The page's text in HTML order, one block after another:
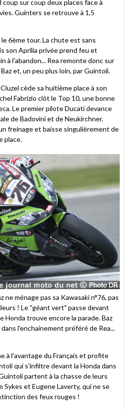
sur coup deux places face à
Guinters se retrouve à 1,5
6ème tour. La chute est sans
son Aprilia privée prend feu et
à l'abandon... Rea remonte donc sur
et, un peu plus loin, par Guintoli.
cède sa huitième place à son
Fabrizio clôt le Top 10, une bonne
Le premier pilote Ducati devance
de Badovini et de Neukirchner.
freinage et baisse singulièrement de
place.
ne ménage pas sa Kawasaki n°76, pas
! Le "géant vert" passe devant
Honda trouve encore la parade. Baz
l'enchainement préféré de Rea...
à l'avantage du Français et profite
qui s'infiltre devant la Honda dans
partent à la chasse de leurs
et Eugene Laverty, qui ne se
des feux rouges !